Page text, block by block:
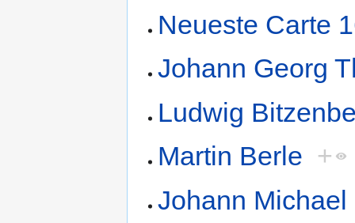
Neueste Carte
Johann Georg
Ludwig
Martin Berle +
Johann Michael